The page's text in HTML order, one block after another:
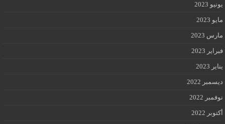
يونيو 2023
مايو 2023
مارس 2023
فبراير 2023
يناير 2023
ديسمبر 2022
نوفمبر 2022
أكتوبر 2022